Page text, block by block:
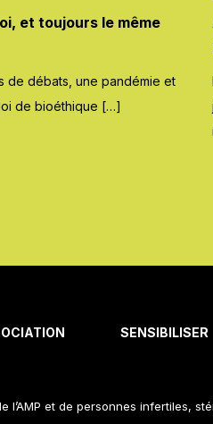
et toujours le même
de débats, une pandémie et
de bioéthique […]
SENSIBILISER
et de personnes infertiles,